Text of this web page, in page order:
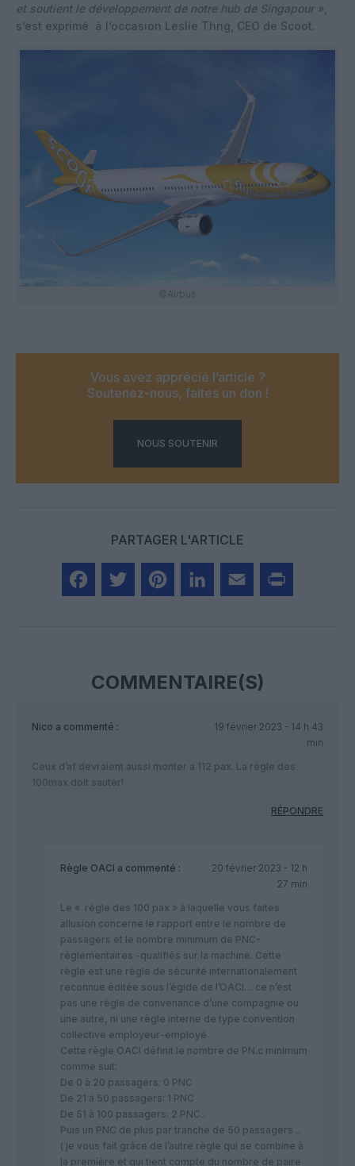
et soutient le développement de notre hub de Singapour »
s’est exprimé à l’occasion Leslie Thng, CEO de Scoot.
©Airbus
Vous avez apprécié l’article ?
Soutenez-nous, faites un don !
NOUS SOUTENIR
PARTAGER L'ARTICLE
COMMENTAIRE(S)
Nico a commenté :
19 février 2023 - 14 h 43
min
Ceux d’af devraient aussi monter a 112 pax. La règle des
100max doit sauter!
RÉPONDRE
Règle OACI a commenté :
20 février 2023 - 12 h
27 min
Le « règle des 100 pax » à laquelle vous faites
allusion concerne le rapport entre le nombre de
passagers et le nombre minimum de PNC-
réglementaires -qualifiés sur la machine. Cette
règle est une règle de sécurité internationalement
reconnue éditée sous l’égide de l’OACI… ce n’est
pas une règle de convenance d’une compagnie ou
une autre, ni une règle interne de type convention
collective employeur-employé.
Cette règle OACI définit le nombre de PN.c minimum
comme suit:
De 0 à 20 passagers: 0 PNC
De 21 à 50 passagers: 1 PNC
De 51 à 100 passagers: 2 PNC..
Puis un PNC de plus par tranche de 50 passagers ..
( je vous fait grâce de l’autre règle qui se combine à
la première et qui tient compte du nombre de paire